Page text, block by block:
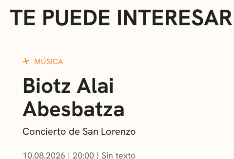
TE PUEDE INTERESAR
MÚSICA
Biotz Alai
Abesbatza
Concierto de San Lorenzo
10.08.2026 | 20:00
Sin texto